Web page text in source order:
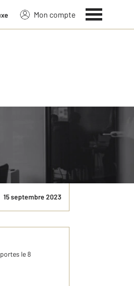
Mon compte
quelques pages
15 septembre 2023
le 8